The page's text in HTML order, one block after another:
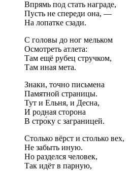
Впрямь под стать награде,
Пусть не спереди она, —
На лопатке сзади.
С головы до ног мельком
Осмотреть атлета:
Там ещё рубец стручком,
Там иная мета.
Знаки, точно письмена
Памятной страницы.
Тут и Ельня, и Десна,
И родная сторона
В стро́ку с заграницей.
Столько вёрст и столько вех,
Не забыть иную.
Но разделся человек,
Так идёт в парную,